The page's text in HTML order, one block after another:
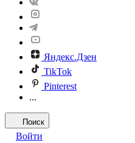
Яндекс.Дзен
TikTok
Pinterest
...
Поиск
Войти